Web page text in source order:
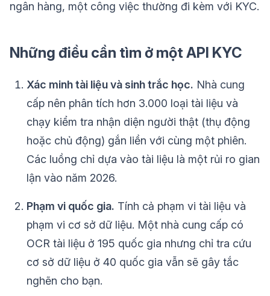
ngân hàng, một công việc thường đi kèm với KYC.
Những điều cần tìm ở một API KYC
Xác minh tài liệu và sinh trắc học. Nhà cung
cấp nên phân tích hơn 3.000 loại tài liệu và
chạy kiểm tra nhận diện người thật (thụ động
hoặc chủ động) gắn liền với cùng một phiên.
Các luồng chỉ dựa vào tài liệu là một rủi ro gian
lận vào năm 2026.
Phạm vi quốc gia. Tính cả phạm vi tài liệu và
phạm vi cơ sở dữ liệu. Một nhà cung cấp có
OCR tài liệu ở 195 quốc gia nhưng chỉ tra cứu
cơ sở dữ liệu ở 40 quốc gia vẫn sẽ gây tắc
nghẽn cho bạn.